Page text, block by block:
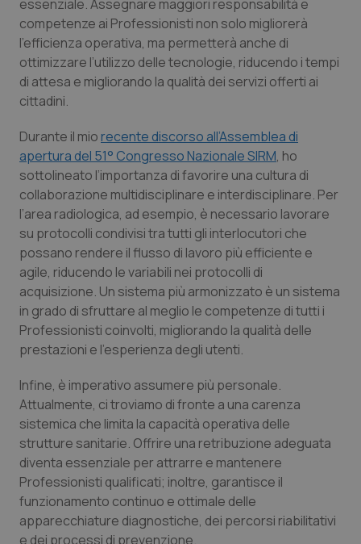
Sardegna
Sicilia
Toscana
Umbria
Valle D’Aosta
Veneto
Malattia di Crohn & Rettocolite Ulcerosa
Neuroscienze & patologie neurodegenerative
Obesità
Oftalmologia
Oncodermatologia
Oncoematologia
Oncologia & Nutrizione
Psoriasi & pelle
Quotidiano Cardiologia
Quotidiano Chirurgia
Quotidiano Oncologia
Quotidiano Pediatria
Rene & patologie urogenitali
essenziale. Assegnare maggiori responsabilità e
competenze ai Professionisti non solo migliorerà
l’efficienza operativa, ma permetterà anche di
ottimizzare l’utilizzo delle tecnologie, riducendo i tempi
di attesa e migliorando la qualità dei servizi offerti ai
cittadini.
Durante il miorecente discorso all’Assemblea di
apertura del 51° Congresso Nazionale SIRM, ho
sottolineato l’importanza di favorire una cultura di
collaborazione multidisciplinare e interdisciplinare. Per
l’area radiologica, ad esempio, è necessario lavorare
su protocolli condivisi tra tutti gli interlocutori che
possano rendere il flusso di lavoro più efficiente e
agile, riducendo le variabili nei protocolli di
acquisizione. Un sistema più armonizzato è un sistema
in grado di sfruttare al meglio le competenze di tutti i
Professionisti coinvolti, migliorando la qualità delle
prestazioni e l’esperienza degli utenti.
Infine, è imperativo assumere più personale.
Attualmente, ci troviamo di fronte a una carenza
sistemica che limita la capacità operativa delle
strutture sanitarie. Offrire una retribuzione adeguata
diventa essenziale per attrarre e mantenere
Professionisti qualificati; inoltre, garantisce il
funzionamento continuo e ottimale delle
apparecchiature diagnostiche, dei percorsi riabilitativi
e dei processi di prevenzione.